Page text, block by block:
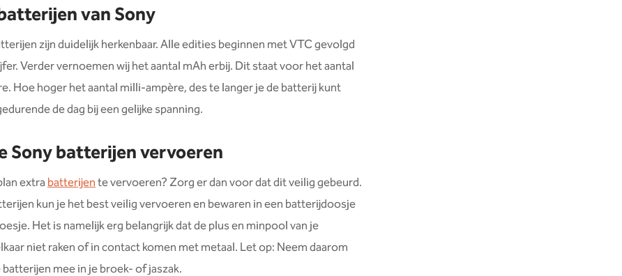
van Sony
zijn duidelijk herkenbaar. Alle edities beginnen met VTC gevolgd
Verder vernoemen wij het aantal mAh erbij. Dit staat voor het aantal
Hoe hoger het aantal milli-ampère, des te langer je de batterij kunt
de dag bij een gelijke spanning.
Sony batterijen vervoeren
extrabatterijente vervoeren? Zorg er dan voor dat dit veilig gebeurd.
kun je het best veilig vervoeren en bewaren in een batterijdoosje
Het is namelijk erg belangrijk dat de plus en minpool van je
niet raken of in contact komen met metaal. Let op: Neem daarom
mee in je broek- of jaszak.